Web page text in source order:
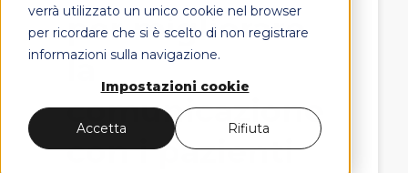
verrà utilizzato un unico cookie nel browser
per ricordare che si è scelto di non registrare
informazioni sulla navigazione.
Impostazioni cookie
Accetta Rifiuta
per migliorare
la
comunicazione
con i pazienti